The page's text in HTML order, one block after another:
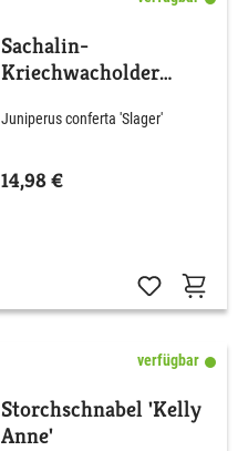
Sachalin-
Kriechwacholder
Juniperus conferta 'Slager'
14,98 €
verfügbar
Storchschnabel 'Kelly
Anne'